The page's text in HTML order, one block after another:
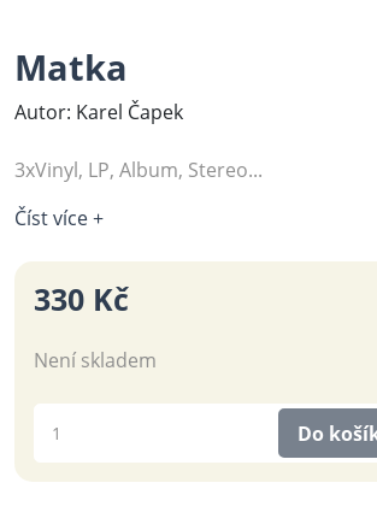
Matka
Autor: Karel Čapek
3xVinyl, LP, Album, Stereo...
Číst více +
330 Kč
Není skladem
Do